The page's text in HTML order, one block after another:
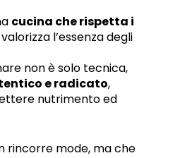
cucina che rispetta i
l’essenza degli
non è solo tecnica,
e radicato,
nutrimento ed
rincorre mode, ma che